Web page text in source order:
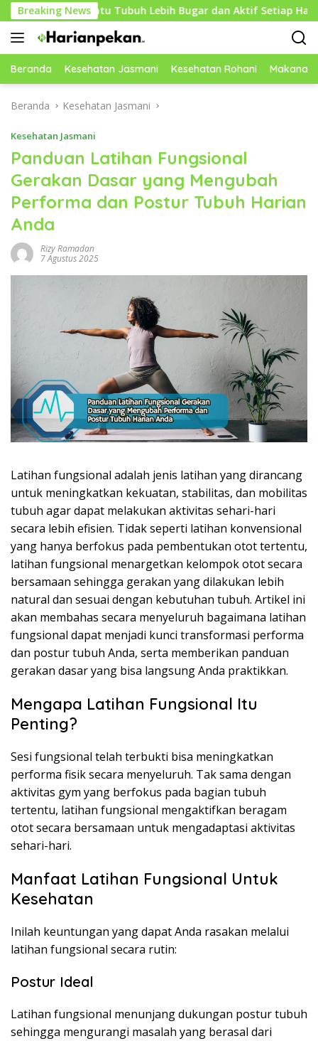
Langsung
ke
konten
Breaking News
Tubuh Lebih Bugar dan Aktif Setiap Hari
Beranda Kesehatan Jasmani Kesehatan Rohani Makanan
Beranda Kesehatan Jasmani
Kesehatan Jasmani
Panduan Latihan Fungsional
Gerakan Dasar yang Mengubah
Performa dan Postur Tubuh Harian
Anda
Rizy Ramadan
7 Agustus 2025
Latihan fungsional adalah jenis latihan yang dirancang
untuk meningkatkan kekuatan, stabilitas, dan mobilitas
tubuh agar dapat melakukan aktivitas sehari-hari
secara lebih efisien. Tidak seperti latihan konvensional
yang hanya berfokus pada pembentukan otot tertentu,
latihan fungsional menargetkan kelompok otot secara
bersamaan sehingga gerakan yang dilakukan lebih
natural dan sesuai dengan kebutuhan tubuh. Artikel ini
akan membahas secara menyeluruh bagaimana latihan
fungsional dapat menjadi kunci transformasi performa
dan postur tubuh Anda, serta memberikan panduan
gerakan dasar yang bisa langsung Anda praktikkan.
Mengapa Latihan Fungsional Itu
Penting?
Sesi fungsional telah terbukti bisa meningkatkan
performa fisik secara menyeluruh. Tak sama dengan
aktivitas gym yang berfokus pada bagian tubuh
tertentu, latihan fungsional mengaktifkan beragam
otot secara bersamaan untuk mengadaptasi aktivitas
sehari-hari.
Manfaat Latihan Fungsional Untuk
Kesehatan
Inilah keuntungan yang dapat Anda rasakan melalui
latihan fungsional secara rutin:
Postur Ideal
Latihan fungsional menunjang dukungan postur tubuh
sehingga mengurangi masalah yang berasal dari